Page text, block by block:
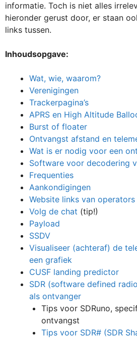
informatie. Toch is niet alles
hieronder gerust door, er staan
links tussen.
Inhoudsopgave:
Wat, wie, waarom?
Verenigingen
Trackerpagina’s
APRS en High Altitude
Burst of floater
Ontvangst afstand en
Wat is er nodig voor een
Software voor decodering
Frequenties
Aankondigingen
Website links van
Volg de chat (tip!)
Payload
SSDV
Visualiseer (achteraf) de
een grafiek
CUSF landing predictor
SDR (software defined
als ontvanger
Tips voor SDRuno,
ontvangst
Tips voor SDR# (SDR